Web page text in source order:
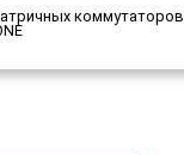
коммутаторов